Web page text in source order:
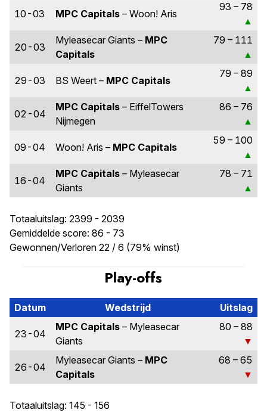
10-03 MPC Capitals – Woon! Aris
93 – 78
20-03
Myleasecar Giants – MPC
Capitals
79 – 111
29-03 BS Weert – MPC Capitals
79 – 89
02-04
MPC Capitals – EiffelTowers
Nijmegen
86 – 76
09-04 Woon! Aris – MPC Capitals
59 – 100
16-04
MPC Capitals – Myleasecar
Giants
78 – 71
Totaaluitslag: 2399 - 2039
Gemiddelde score: 86 - 73
Gewonnen/Verloren 22 / 6 (79% winst)
Play-offs
Datum Wedstrijd Uitslag
23-04
MPC Capitals – Myleasecar
Giants
80 – 88
26-04
Myleasecar Giants – MPC
Capitals
68 – 65
Totaaluitslag: 145 - 156